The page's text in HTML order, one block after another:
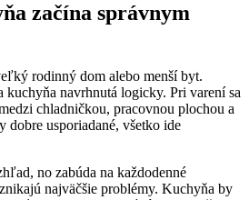
začína správnym
rodinný dom alebo menší byt.
kuchyňa navrhnutá logicky. Pri varení sa
chladničkou, pracovnou plochou a
dobre usporiadané, všetko ide
no zabúda na každodenné
najväčšie problémy. Kuchyňa by